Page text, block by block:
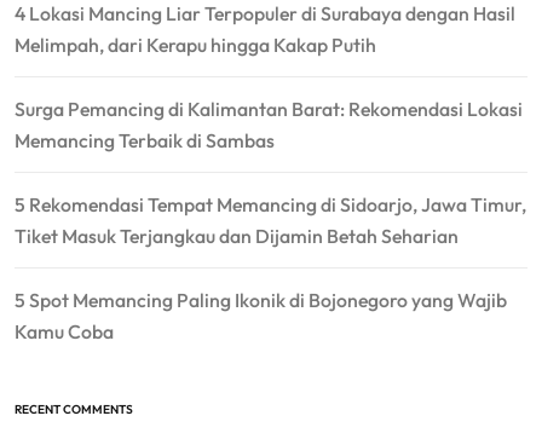
4 Lokasi Mancing Liar Terpopuler di Surabaya dengan Hasil
Melimpah, dari Kerapu hingga Kakap Putih
Surga Pemancing di Kalimantan Barat: Rekomendasi Lokasi
Memancing Terbaik di Sambas
5 Rekomendasi Tempat Memancing di Sidoarjo, Jawa Timur,
Tiket Masuk Terjangkau dan Dijamin Betah Seharian
5 Spot Memancing Paling Ikonik di Bojonegoro yang Wajib
Kamu Coba
RECENT COMMENTS